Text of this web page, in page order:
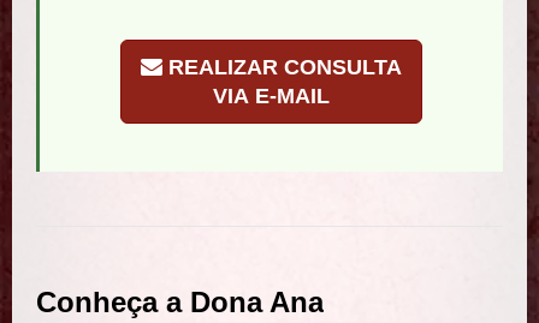
REALIZAR CONSULTA
VIA E-MAIL
Conheça a Dona Ana